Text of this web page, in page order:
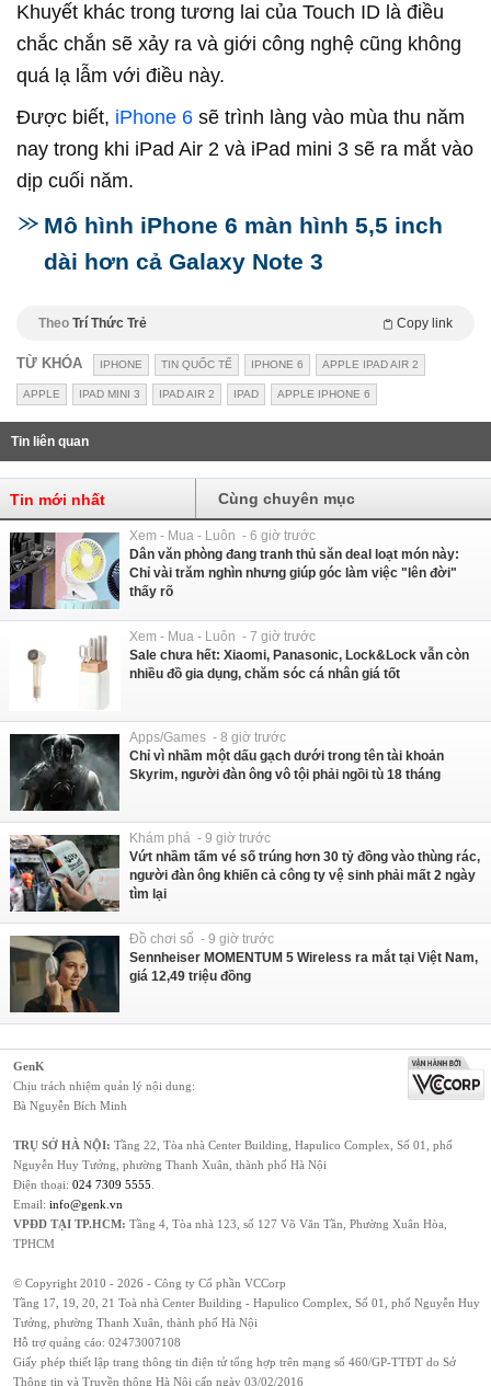
Khuyết khác trong tương lai của Touch ID là điều
chắc chắn sẽ xảy ra và giới công nghệ cũng không
quá lạ lẫm với điều này.
Được biết, iPhone 6 sẽ trình làng vào mùa thu năm
nay trong khi iPad Air 2 và iPad mini 3 sẽ ra mắt vào
dịp cuối năm.
Mô hình iPhone 6 màn hình 5,5 inch
dài hơn cả Galaxy Note 3
Theo Trí Thức Trẻ Copy link
TỪ KHÓA IPHONE TIN QUỐC TẾ IPHONE 6 APPLE IPAD AIR 2
APPLE IPAD MINI 3 IPAD AIR 2 IPAD APPLE IPHONE 6
Tin liên quan
Tin mới nhất Cùng chuyên mục
Xem - Mua - Luôn - 6 giờ trước
Dân văn phòng đang tranh thủ săn deal loạt món này:
Chỉ vài trăm nghìn nhưng giúp góc làm việc "lên đời"
thấy rõ
Xem - Mua - Luôn - 7 giờ trước
Sale chưa hết: Xiaomi, Panasonic, Lock&Lock vẫn còn
nhiều đồ gia dụng, chăm sóc cá nhân giá tốt
Apps/Games - 8 giờ trước
Chỉ vì nhầm một dấu gạch dưới trong tên tài khoản
Skyrim, người đàn ông vô tội phải ngồi tù 18 tháng
Khám phá - 9 giờ trước
Vứt nhầm tấm vé số trúng hơn 30 tỷ đồng vào thùng rác,
người đàn ông khiến cả công ty vệ sinh phải mất 2 ngày
tìm lại
Đồ chơi số - 9 giờ trước
Sennheiser MOMENTUM 5 Wireless ra mắt tại Việt Nam,
giá 12,49 triệu đồng
GenK
Chịu trách nhiệm quản lý nội dung:
Bà Nguyễn Bích Minh
TRỤ SỞ HÀ NỘI: Tầng 22, Tòa nhà Center Building, Hapulico Complex, Số 01, phố
Nguyễn Huy Tưởng, phường Thanh Xuân, thành phố Hà Nội
Điện thoại: 024 7309 5555
Email: info@genk.vn
VPĐD TẠI TP.HCM: Tầng 4, Tòa nhà 123, số 127 Võ Văn Tần, Phường Xuân Hòa,
TPHCM
© Copyright 2010 - 2026 - Công ty Cổ phần VCCorp
Tầng 17, 19, 20, 21 Toà nhà Center Building - Hapulico Complex, Số 01, phố Nguyễn Huy
Tưởng, phường Thanh Xuân, thành phố Hà Nội
Hỗ trợ quảng cáo: 02473007108
Giấy phép thiết lập trang thông tin điện tử tổng hợp trên mạng số 460/GP-TTĐT do Sở
Thông tin và Truyền thông Hà Nội cấp ngày 03/02/2016